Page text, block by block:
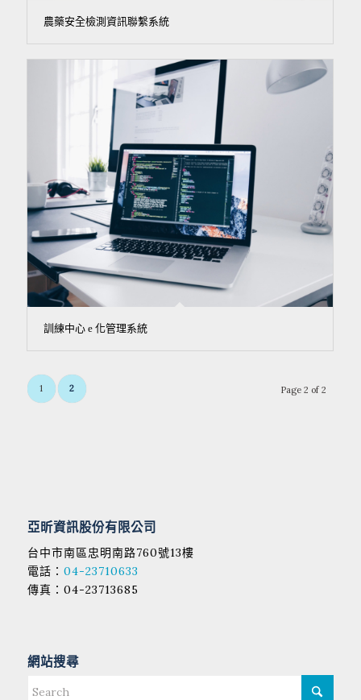
農藥安全檢測資訊聯繫系統
訓練中心 e 化管理系統
Page 2 of 2
1 2
亞昕資訊股份有限公司
台中市南區忠明南路760號13樓
電話： 04-23710633
傳真：04-23713685
網站搜尋